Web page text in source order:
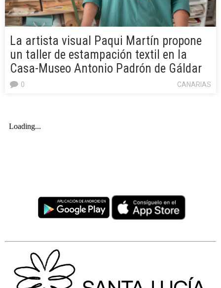
La artista visual Paqui Martín propone
un taller de estampación textil en la
Casa-Museo Antonio Padrón de Gáldar
CANARIAS
0